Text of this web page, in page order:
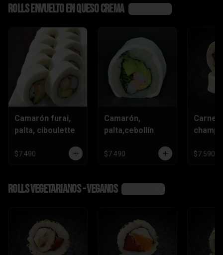
Rolls envuelto en queso crema
Camarón furai,
palta, ciboulette
$7.490
Camarón,
palta,cebollín
$7.490
Carne,
$7.590
Rolls vegetarianos - veganos